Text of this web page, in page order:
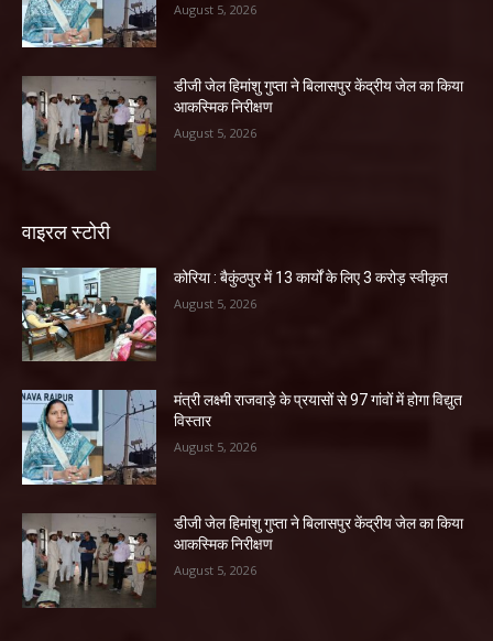
August 5, 2026
डीजी जेल हिमांशु गुप्ता ने बिलासपुर केंद्रीय जेल का किया
आकस्मिक निरीक्षण
August 5, 2026
वाइरल स्टोरी
कोरिया : बैकुंठपुर में 13 कार्यों के लिए 3 करोड़ स्वीकृत
August 5, 2026
मंत्री लक्ष्मी राजवाड़े के प्रयासों से 97 गांवों में होगा विद्युत
विस्तार
August 5, 2026
डीजी जेल हिमांशु गुप्ता ने बिलासपुर केंद्रीय जेल का किया
आकस्मिक निरीक्षण
August 5, 2026